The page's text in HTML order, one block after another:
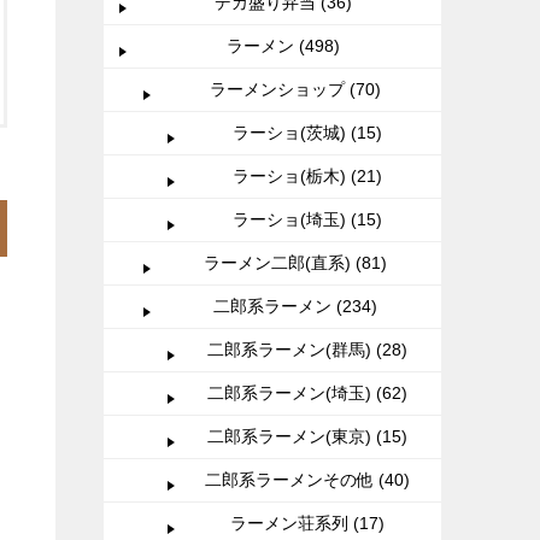
ラーメン (498)
ラーメンショップ (70)
ラーショ(茨城) (15)
ラーショ(栃木) (21)
ラーショ(埼玉) (15)
ラーメン二郎(直系) (81)
二郎系ラーメン (234)
二郎系ラーメン(群馬) (28)
二郎系ラーメン(埼玉) (62)
二郎系ラーメン(東京) (15)
二郎系ラーメンその他 (40)
ラーメン荘系列 (17)